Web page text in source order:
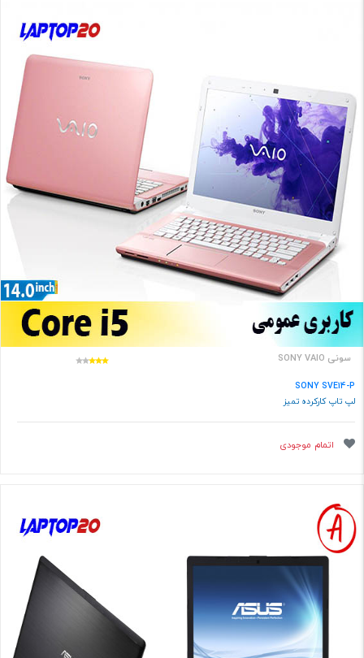
سونی SONY VAIO
SONY SVE14-P
لپ تاپ کارکرده تمیز
اتمام موجودی